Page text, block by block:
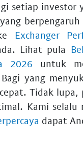
setiap investor
yang
Exchanger
Lihat pula
2026 untuk
yang
Tidak lupa,
Kami selalu
dapat